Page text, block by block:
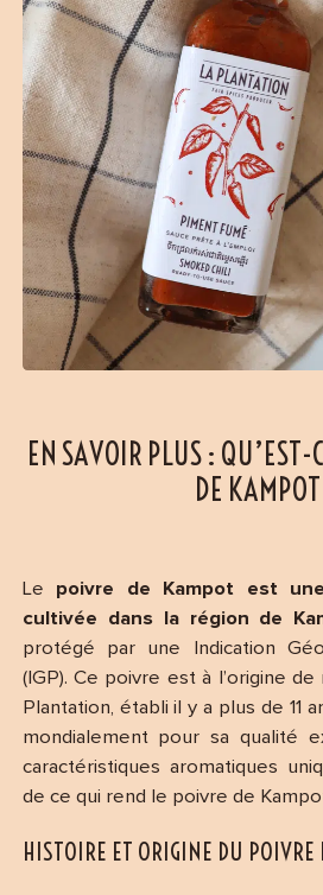
EN SAVOIR PLUS : QU’EST-
DE
Le poivre de Kampot est
cultivée dans la région de
protégé par une Indication
(IGP). Ce poivre est à l’origine
Plantation, établi il y a plus de 11
mondialement pour sa qualité
caractéristiques aromatiques
de ce qui rend le poivre de
HISTOIRE ET ORIGINE DU POIVRE